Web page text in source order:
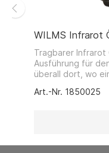
WILMS Infrarot
Tragbarer Infrarot
Ausführung für
überall dort, wo
angestrahlten
Hallen, Schuppen
Art.-Nr. 1850025